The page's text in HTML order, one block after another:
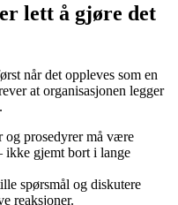
lett å gjøre det
når det oppleves som en
at organisasjonen legger
og prosedyrer må være
ikke gjemt bort i lange
spørsmål og diskutere
reaksjoner.